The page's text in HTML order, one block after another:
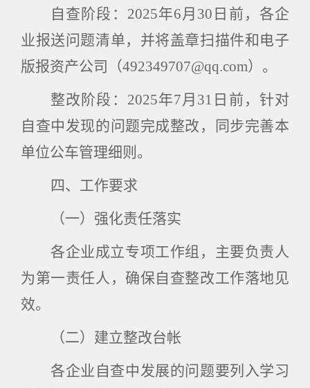
自查阶段： 2025年6月 30 日前，各企
业报送问题清单，并将盖章扫描件和电子
版报资产公司（492349707@qq.com）。
整改阶段： 2025年7月 31 日前，针对
自查中发现的问题完成整改，同步完善本
单位公车管理细则。
四、工作要求
（一）强化责任落实
各企业成立专项工作组，主要负责人
为第一责任人，确保自查整改工作落地见
效。
（二）建立整改台帐
各企业自查中发展的问题要列入学习